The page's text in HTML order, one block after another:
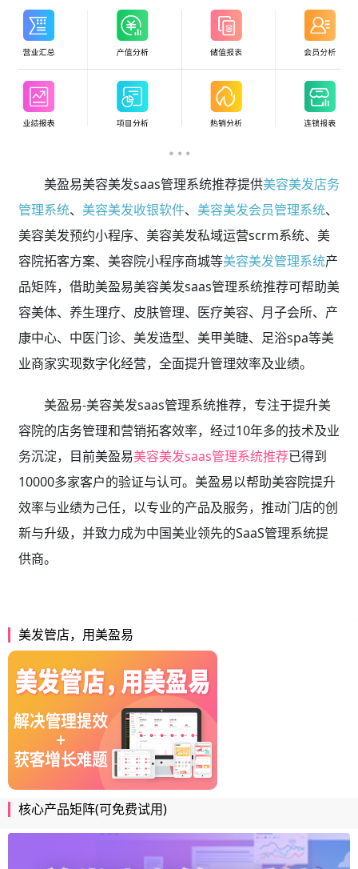
美盈易美容美发saas管理系统推荐提供美容美发店务
管理系统、 美容美发收银软件、 美容美发会员管理系统、
美容美发预约小程序、美容美发私域运营scrm系统、美
容院拓客方案、美容院小程序商城等美容美发管理系统产
品矩阵，借助美盈易美容美发saas管理系统推荐可帮助美
容美体、养生理疗、皮肤管理、医疗美容、月子会所、产
康中心、中医门诊、美发造型、美甲美睫、足浴spa等美
业商家实现数字化经营，全面提升管理效率及业绩。
美盈易-美容美发saas管理系统推荐，专注于提升美
容院的店务管理和营销拓客效率，经过10年多的技术及业
务沉淀，目前美盈易美容美发saas管理系统推荐已得到
10000多家客户的验证与认可。美盈易以帮助美容院提升
效率与业绩为己任，以专业的产品及服务，推动门店的创
新与升级，并致力成为中国美业领先的SaaS管理系统提
供商。
美发管店，用美盈易
核心产品矩阵(可免费试用)